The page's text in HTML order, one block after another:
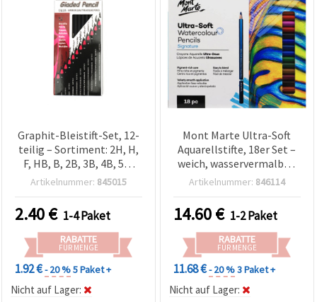
Graphit-Bleistift-Set, 12-
teilig – Sortiment: 2H, H,
F, HB, B, 2B, 3B, 4B, 5B,
6B, 7B, 8B
Artikelnummer: 845015
2.40€ 1-4 Paket
RABATTE
FÜR MENGE
1.92 €- 20 %5 Paket +
Nicht auf Lager:
Mont Marte Ultra-Soft
Aquarellstifte, 18er Set –
weich, wasservermalbar,
gut verblendbar
Artikelnummer: 846114
14.60€ 1-2 Paket
RABATTE
FÜR MENGE
11.68 €- 20 %3 Paket +
Nicht auf Lager: